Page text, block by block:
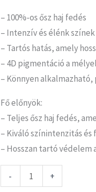
– 100%-os ősz haj fedés
– Intenzív és élénk színek
– Tartós hatás, amely
– 4D pigmentáció a
– Könnyen
Fő előnyök:
– Teljes ősz haj fedés,
– Kiváló színintenzitás és
– Hosszan tartó védelem
- +